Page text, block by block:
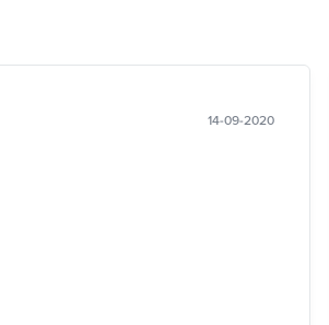
14-09-2020